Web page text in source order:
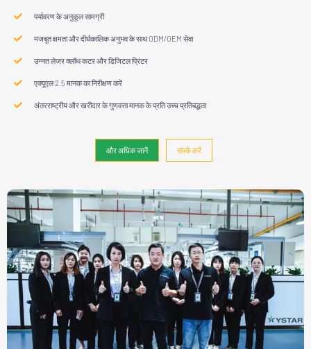
पर्यावरण के अनुकूल सामग्री
मजबूत क्षमता और दीर्घकालिक अनुभव के साथ ODM/OEM सेवा
उन्नत लेजर क्लॉथ कटर और डिजिटल प्रिंटर
एक्यूएल 2.5 मानक का निरीक्षण करें
अंतरराष्ट्रीय और खरीदार के गुणवत्ता मानक के प्रति उच्च प्रतिबद्धता
और अधिक जानें संपर्क करें